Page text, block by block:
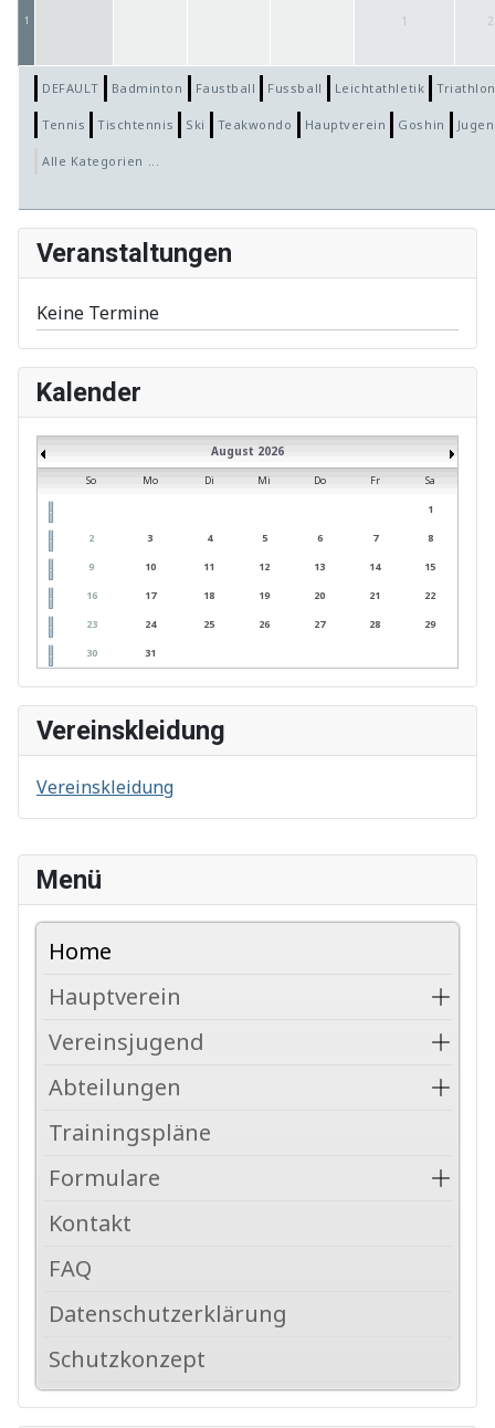
Menü
Home
Hauptverein
Vereinsjugend
Abteilungen
Trainingspläne
Formulare
Kontakt
FAQ
Datenschutzerklärung
Schutzkonzept
1 1 2
DEFAULT Badminton Faustball Fussball Leichtathletik Triathlon
Tennis Tischtennis Ski Teakwondo Hauptverein Goshin
Alle Kategorien ...
Veranstaltungen
Keine Termine
Kalender
August 2026
So Mo Di Mi Do Fr
Sa
1
2
3 4 5 6 7
8
9
10 11 12 13 14
15
16
17 18 19 20 21
22
23
24 25 26 27 28
29
30
31
Vereinskleidung
Vereinskleidung